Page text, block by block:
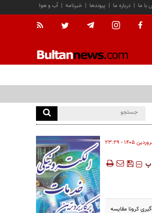
آب و هوا | خبرنامه | پیوندها | درباره ما | با ما
پ
کرونا مقایسه